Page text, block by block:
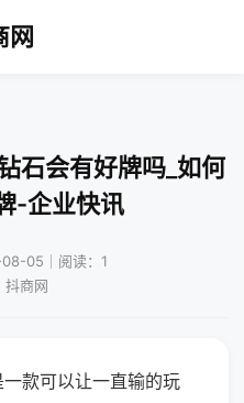
网
石会有好牌吗_如何
-企业快讯
05｜阅读：1
抖商网
款可以让一直输的玩